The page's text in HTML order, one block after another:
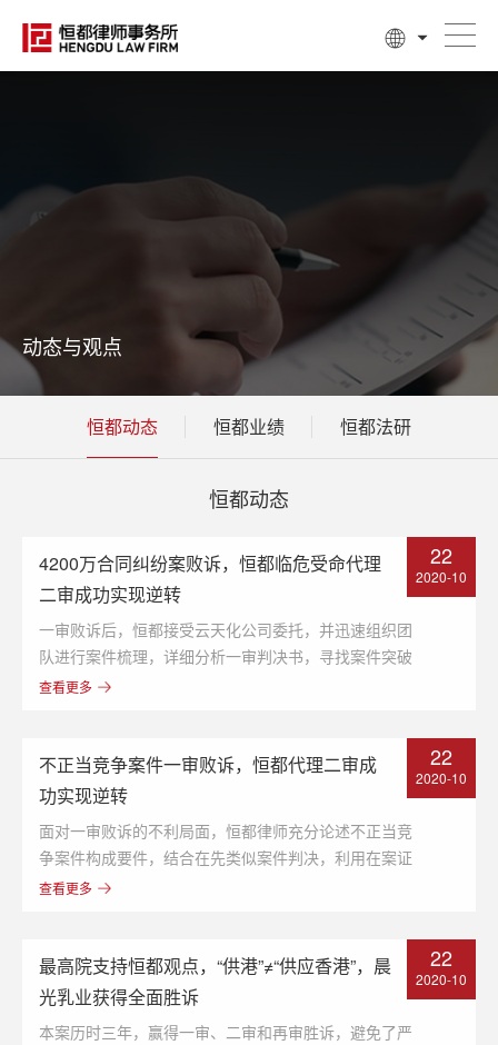
动态与观点
恒都动态 恒都业绩 恒都法研
恒都动态
4200万合同纠纷案败诉，恒都临危受命代理
二审成功实现逆转
一审败诉后，恒都接受云天化公司委托，并迅速组织团
队进行案件梳理，详细分析一审判决书，寻找案件突破
口。最终帮助客户二审实现逆转，避免了严重的经济损
查看更多
22
2020-10
不正当竞争案件一审败诉，恒都代理二审成
功实现逆转
面对一审败诉的不利局面，恒都律师充分论述不正当竞
争案件构成要件，结合在先类似案件判决，利用在案证
据据理力争，最终二审实现逆转，维护客户的商标专用
查看更多
22
2020-10
最高院支持恒都观点，“供港”≠“供应香港”，晨
光乳业获得全面胜诉
本案历时三年，赢得一审、二审和再审胜诉，避免了严
22
2020-10